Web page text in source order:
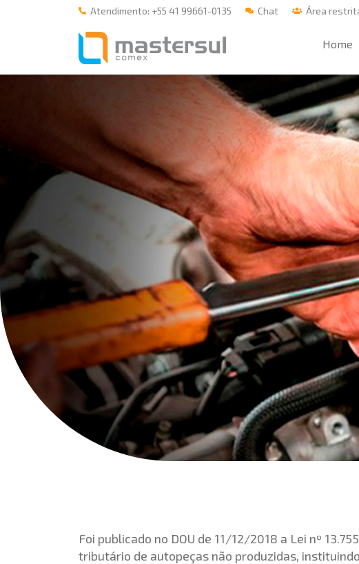
Atendimento: +55 41 99661-0135 Chat Área
Home
Integridade
Responsabilidade social
E-books
Contato
Foi publicado no DOU de 11/12/2018 a Lei nº
tributário de autopeças não produzidas,